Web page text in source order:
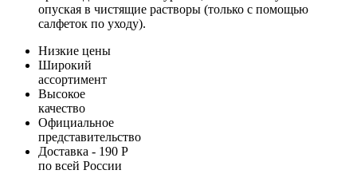
опуская в чистящие растворы (только с помощью
салфеток по уходу).
Низкие цены
Широкий
ассортимент
Высокое
качество
Официальное
представительство
Доставка - 190 Р
по всей России